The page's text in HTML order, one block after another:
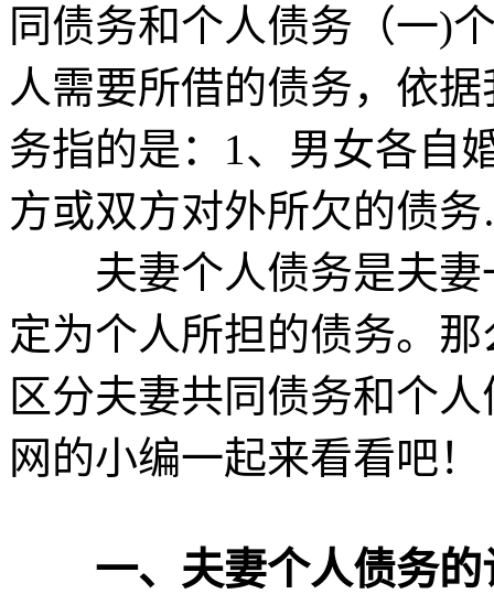
同债务和个人债务（一)
人需要所借的债务，依
务指的是：1、男女各自
方或双方对外所欠的债
夫妻个人债务是夫妻
定为个人所担的债务。
区分夫妻共同债务和个
网的小编一起来看看吧！
一、夫妻个人债务的